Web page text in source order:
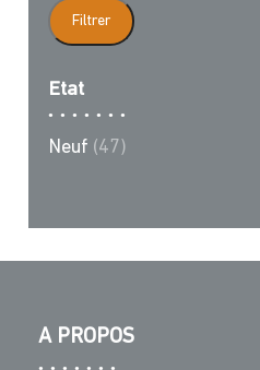
Filtrer
Etat
Neuf (47)
A PROPOS